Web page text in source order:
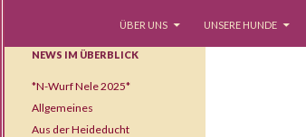
ÜBER UNS
UNSERE HUNDE
NEWS IM ÜBERBLICK
*N-Wurf Nele 2025*
Allgemeines
Aus der Heideducht